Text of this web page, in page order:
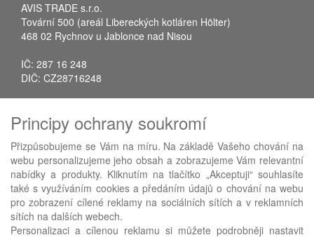
AVIS TRADE s.r.o.
Tovární 500 (areál Libereckých kotláren Hölter)
468 02 Rychnov u Jablonce nad Nisou
IČ: 287 16 248
DIČ: CZ28716248
Fax: +420 483 034 590
E-mail:info@avistrade.cz
Web:www.avistrade.cz
Používáme ABRA eShop- nejlepší řešení e-commerce pro náš
Principy ochrany soukromí
Přizpůsobujeme se Vám na míru. Na základě Vašeho chování na
webu personalizujeme jeho obsah a zobrazujeme Vám relevantní
nabídky a produkty. Kliknutím na tlačítko „Akceptuji“ souhlasíte
také s využíváním cookies a předáním údajů o chování na webu
pro zobrazení cílené reklamy na sociálních sítích a v reklamních
sítích na dalších webech.
Personalizaci a cílenou reklamu si můžete podrobněji nastavit